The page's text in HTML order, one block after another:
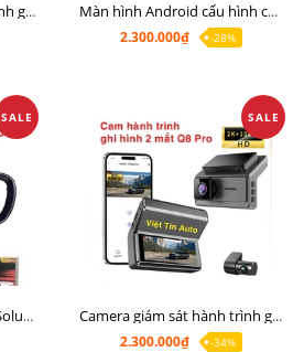
Camera giám sát hành trình giá rẻ, cam hành trình cho màn Android, cam hành trình kết nối điện thoại
Màn hình Android cấu hình cao Ram 6G Rom 128G chip 8 nhân 8581
2.300.000₫
-28%
SALE
Bộ màn hình Android xe Soluto, mặt dưỡng lắp màn hình Soluto kèm rắc zin
SALE
Camera giám sát hành trình ghi hình 2 mắt Q8 Pro độ phân giải 2K +1080P
2.300.000₫
-34%